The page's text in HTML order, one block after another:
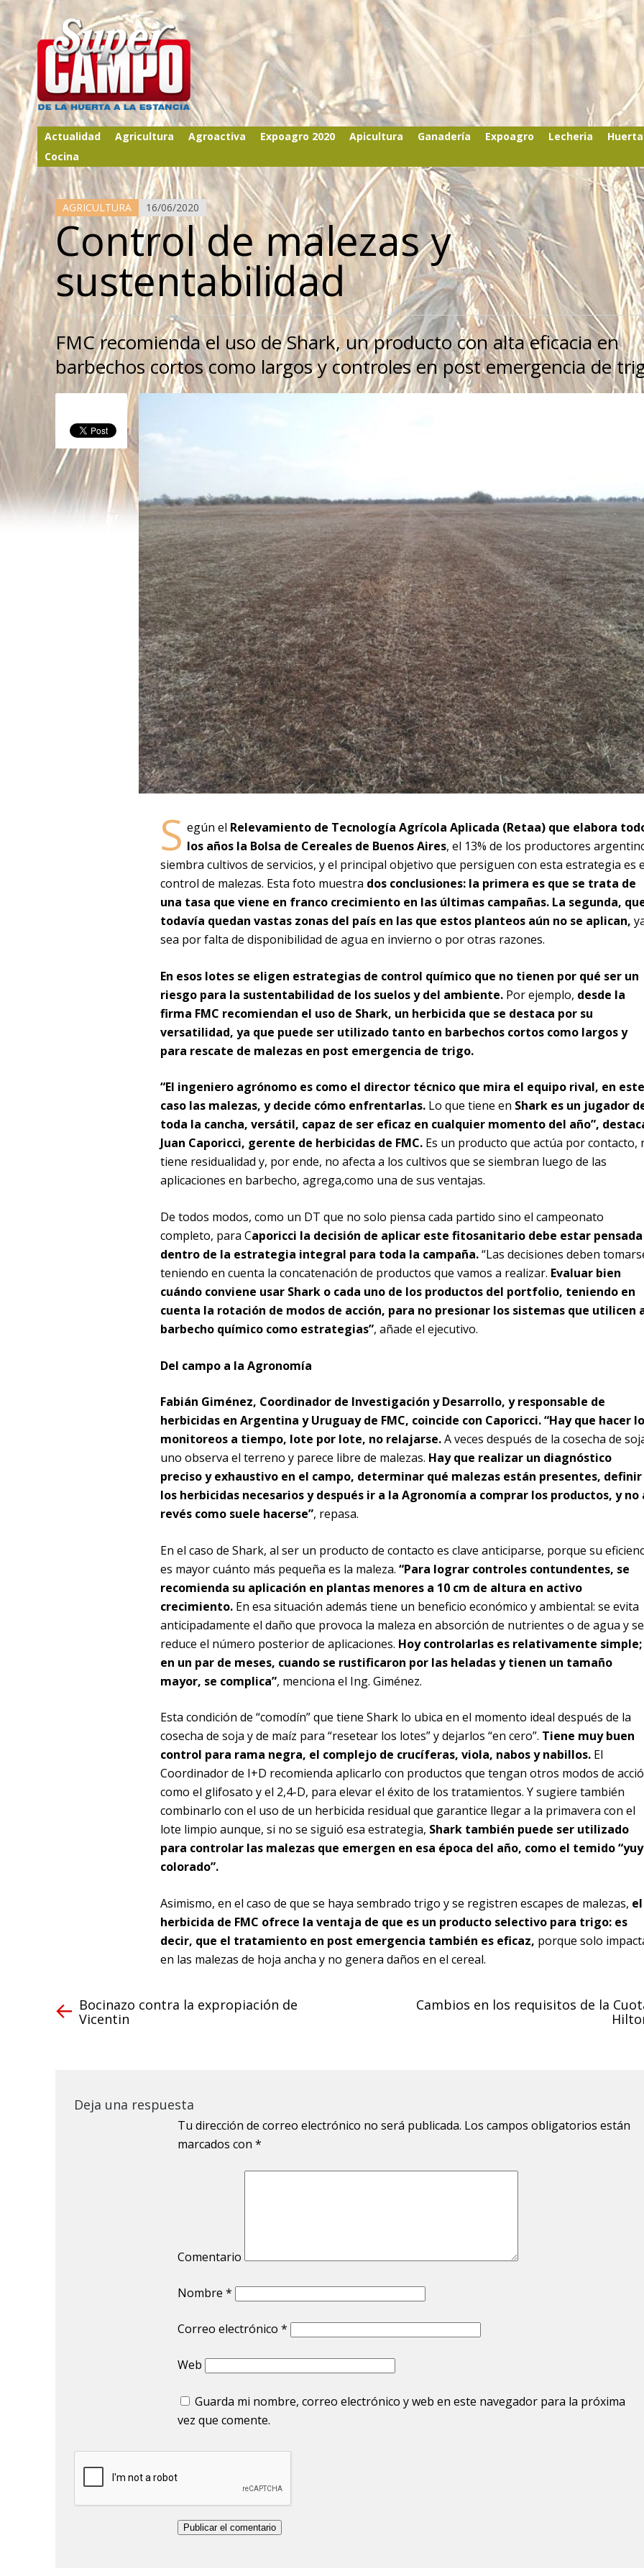
Actualidad Agricultura Agroactiva Expoagro 2020 Apicultura Ganadería Expoagro Lecheria
Cocina
AGRICULTURA 16/06/2020
Control de malezas y
sustentabilidad
FMC recomienda el uso de Shark, un producto con alta eficacia en
barbechos cortos como largos y controles en post emergencia de
S egún el Relevamiento de Tecnología Agrícola Aplicada (Retaa) que elabora
los años la Bolsa de Cereales de Buenos Aires, el 13% de los productores
siembra cultivos de servicios, y el principal objetivo que persiguen con esta estrategia es
control de malezas. Esta foto muestra dos conclusiones: la primera es que se trata de
una tasa que viene en franco crecimiento en las últimas campañas. La segunda,
todavía quedan vastas zonas del país en las que estos planteos aún no se aplican,
sea por falta de disponibilidad de agua en invierno o por otras razones.
En esos lotes se eligen estrategias de control químico que no tienen por qué ser un
riesgo para la sustentabilidad de los suelos y del ambiente. Por ejemplo, desde la
firma FMC recomiendan el uso de Shark, un herbicida que se destaca por su
versatilidad, ya que puede ser utilizado tanto en barbechos cortos como largos y
para rescate de malezas en post emergencia de trigo.
“El ingeniero agrónomo es como el director técnico que mira el equipo rival, en este
caso las malezas, y decide cómo enfrentarlas. Lo que tiene en Shark es un jugador
toda la cancha, versátil, capaz de ser eficaz en cualquier momento del año”,
Juan Caporicci, gerente de herbicidas de FMC.Es un producto que actúa por contacto,
tiene residualidad y, por ende, no afecta a los cultivos que se siembran luego de las
aplicaciones en barbecho, agrega,como una de sus ventajas.
De todos modos, como un DT que no solo piensa cada partido sino el campeonato
completo, para Caporicci la decisión de aplicar este fitosanitario debe estar pensada
dentro de la estrategia integral para toda la campaña.“Las decisiones deben
teniendo en cuenta la concatenación de productos que vamos a realizar. Evaluar bien
cuándo conviene usar Shark o cada uno de los productos del portfolio, teniendo en
cuenta la rotación de modos de acción, para no presionar los sistemas que utilicen
barbecho químico como estrategias”, añade el ejecutivo.
Del campo a la Agronomía
Fabián Giménez, Coordinador de Investigación y Desarrollo, y responsable de
herbicidas en Argentina y Uruguay de FMC, coincide con Caporicci. “Hay que hacer
monitoreos a tiempo, lote por lote, no relajarse.A veces después de la cosecha de
uno observa el terreno y parece libre de malezas. Hay que realizar un diagnóstico
preciso y exhaustivo en el campo, determinar qué malezas están presentes, definir
los herbicidas necesarios y después ir a la Agronomía a comprar los productos, y no
revés como suele hacerse”, repasa.
En el caso de Shark, al ser un producto de contacto es clave anticiparse, porque su
es mayor cuánto más pequeña es la maleza. “Para lograr controles contundentes, se
recomienda su aplicación en plantas menores a 10 cm de altura en activo
crecimiento.En esa situación además tiene un beneficio económico y ambiental: se evita
anticipadamente el daño que provoca la maleza en absorción de nutrientes o de agua y se
reduce el número posterior de aplicaciones. Hoy controlarlas es relativamente simple;
en un par de meses, cuando se rustificaron por las heladas y tienen un tamaño
mayor, se complica”, menciona el Ing. Giménez.
Esta condición de “comodín” que tiene Shark lo ubica en el momento ideal después de la
cosecha de soja y de maíz para “resetear los lotes” y dejarlos “en cero”. Tiene muy buen
control para rama negra, el complejo de crucíferas, viola, nabos y nabillos. El
Coordinador de I+D recomienda aplicarlo con productos que tengan otros modos de
como el glifosato y el 2,4-D, para elevar el éxito de los tratamientos. Y sugiere también
combinarlo con el uso de un herbicida residual que garantice llegar a la primavera con el
lote limpio aunque, si no se siguió esa estrategia, Shark también puede ser utilizado
para controlar las malezas que emergen en esa época del año, como el temido
colorado”.
Asimismo, en el caso de que se haya sembrado trigo y se registren escapes de malezas, el
herbicida de FMC ofrece la ventaja de que es un producto selectivo para trigo: es
decir, que el tratamiento en post emergencia también es eficaz, porque solo
en las malezas de hoja ancha y no genera daños en el cereal.
Bocinazo contra la expropiación de
Vicentin
Cambios en los requisitos de la
Deja una respuesta
Tu dirección de correo electrónico no será publicada. Los campos obligatorios están
marcados con *
Comentario
Nombre *
Correo electrónico *
Web
Guarda mi nombre, correo electrónico y web en este navegador para la próxima
vez que comente.